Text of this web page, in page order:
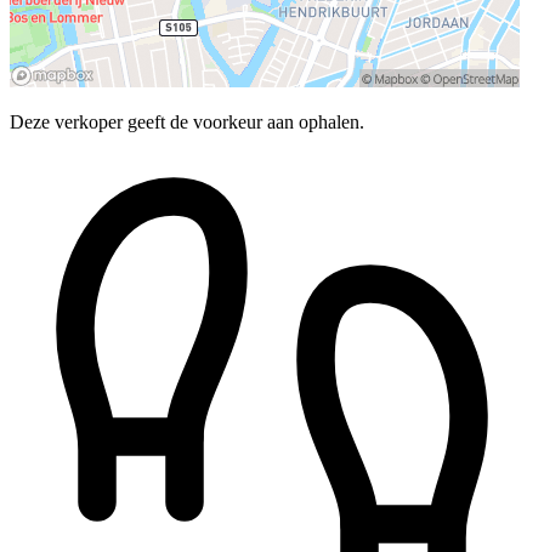
Deze verkoper geeft de voorkeur aan ophalen.